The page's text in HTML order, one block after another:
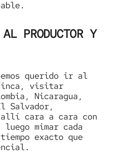
PRODUCTOR Y
querido ir al
visitar
Nicaragua,
Salvador,
cara a cara con
mimar cada
exacto que